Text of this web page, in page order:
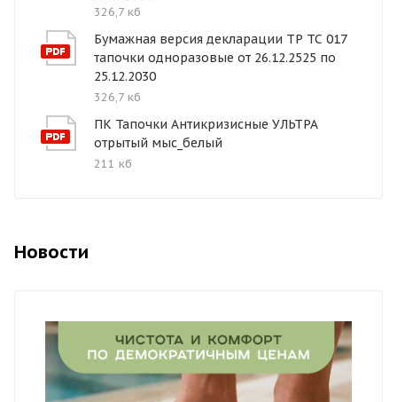
326,7 кб
Бумажная версия декларации ТР ТС 017
тапочки одноразовые от 26.12.2525 по
25.12.2030
326,7 кб
ПК Тапочки Антикризисные УЛЬТРА
отрытый мыс_белый
211 кб
Новости